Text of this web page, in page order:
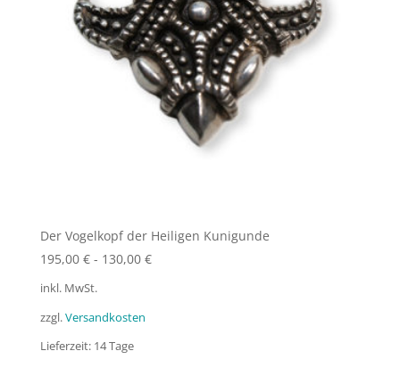
Der Vogelkopf der Heiligen Kunigunde
195,00 €- 130,00 €
inkl. MwSt.
zzgl.Versandkosten
Lieferzeit: 14 Tage